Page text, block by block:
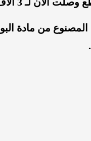
من مادة